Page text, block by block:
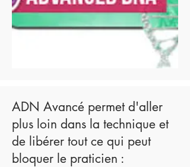
ADN Avancé permet d'aller
plus loin dans la technique et
de libérer tout ce qui peut
bloquer le praticien :